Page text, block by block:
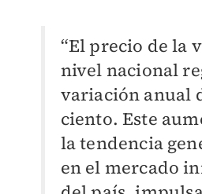
“El precio de la
nivel nacional
variación anual
ciento. Este
la tendencia
en el mercado